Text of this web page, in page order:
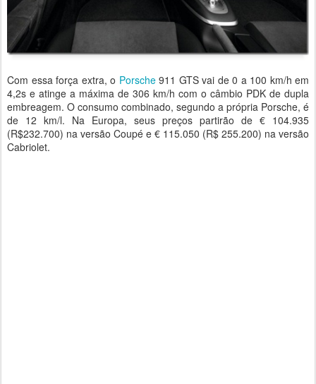
Com essa força extra, o Porsche911 GTS vai de 0 a 100 km/h em
4,2s e atinge a máxima de 306 km/h com o câmbio PDK de dupla
embreagem. O consumo combinado, segundo a própria Porsche, é
de 12 km/l. Na Europa, seus preços partirão de € 104.935
(R$232.700) na versão Coupé e € 115.050 (R$ 255.200) na versão
Cabriolet.